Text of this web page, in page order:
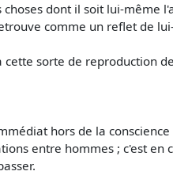
dont il soit lui-même
comme un reflet de
sorte de reproduction
hors de la
entre hommes ; c'est en